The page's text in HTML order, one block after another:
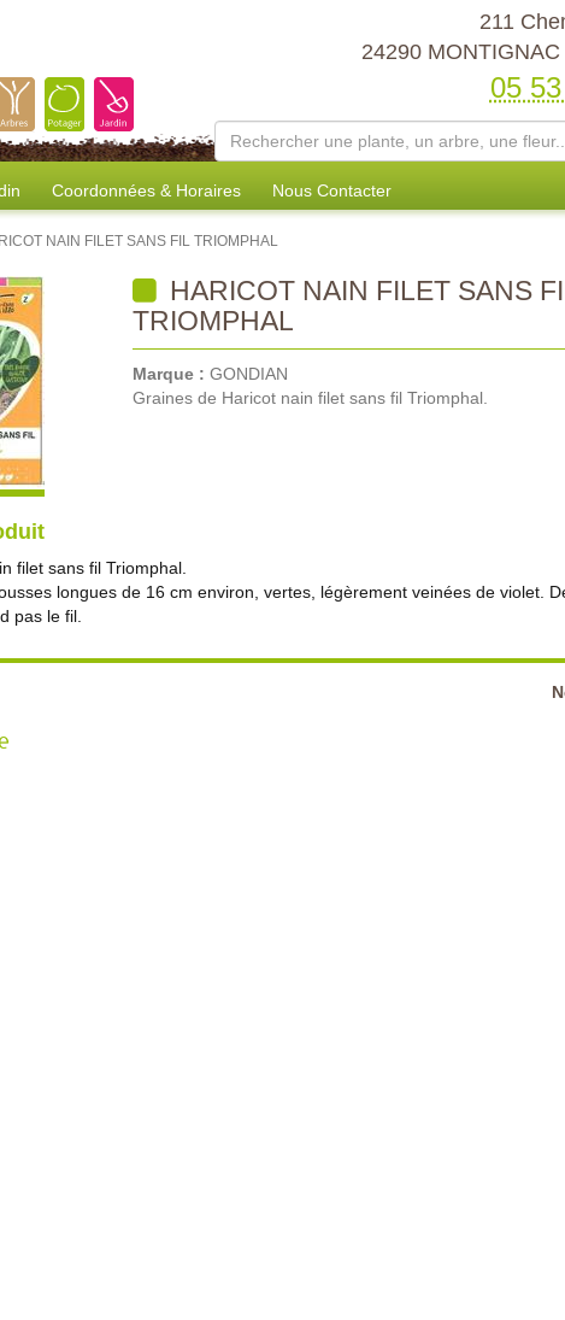
211
24290
05
Coordonnées & Horaires Nous Contacter
NAIN FILET SANS FIL TRIOMPHAL
HARICOT NAIN FILET SANS
TRIOMPHAL
Marque : GONDIAN
Graines de Haricot nain filet sans fil Triomphal.
filet sans fil Triomphal.
longues de 16 cm environ, vertes, légèrement veinées de violet.
pas le fil.